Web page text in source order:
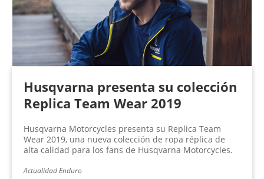
Husqvarna presenta su colección
Replica Team Wear 2019
Husqvarna Motorcycles presenta su Replica Team
Wear 2019, una nueva colección de ropa réplica de
alta calidad para los fans de Husqvarna Motorcycles.
Actualidad Enduro